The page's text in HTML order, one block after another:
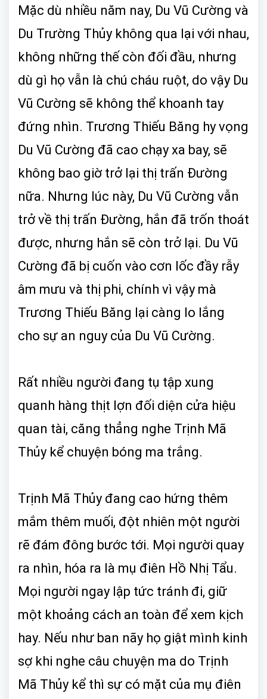
Mặc dù nhiều năm nay, Du Vũ Cường và
Du Trường Thủy không qua lại với nhau,
không những thế còn đối đầu, nhưng
dù gì họ vẫn là chú cháu ruột, do vậy Du
Vũ Cường sẽ không thể khoanh tay
đứng nhìn. Trương Thiếu Băng hy vọng
Du Vũ Cường đã cao chạy xa bay, sẽ
không bao giờ trở lại thị trấn Đường
nữa. Nhưng lúc này, Du Vũ Cường vẫn
trở về thị trấn Đường, hắn đã trốn thoát
được, nhưng hắn sẽ còn trở lại. Du Vũ
Cường đã bị cuốn vào cơn lốc đầy rẫy
âm mưu và thị phi, chính vì vậy mà
Trương Thiếu Băng lại càng lo lắng
cho sự an nguy của Du Vũ Cường.
Rất nhiều người đang tụ tập xung
quanh hàng thịt lợn đối diện cửa hiệu
quan tài, căng thẳng nghe Trịnh Mã
Thủy kể chuyện bóng ma trắng.
Trịnh Mã Thủy đang cao hứng thêm
mắm thêm muối, đột nhiên một người
rẽ đám đông bước tới. Mọi người quay
ra nhìn, hóa ra là mụ điên Hồ Nhị Tẩu.
Mọi người ngay lập tức tránh đi, giữ
một khoảng cách an toàn để xem kịch
hay. Nếu như ban nãy họ giật mình kinh
sợ khi nghe câu chuyện ma do Trịnh
Mã Thủy kể thì sự có mặt của mụ điên